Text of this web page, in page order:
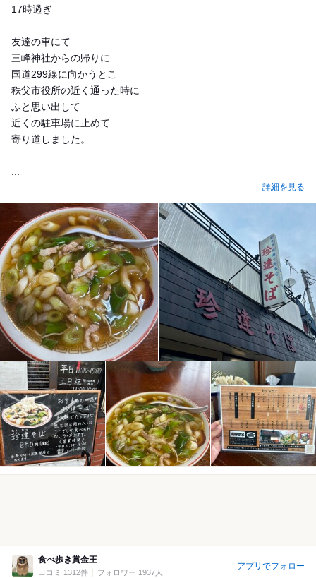
17時過ぎ
友達の車にて
三峰神社からの帰りに
国道299線に向かうとこ
秩父市役所の近く通った時に
ふと思い出して
近くの駐車場に止めて
寄り道しました。
...
詳細を見る
食べ歩き賞金王
口コミ 1312件 フォロワー 1937人
アプリでフォロー